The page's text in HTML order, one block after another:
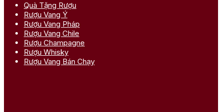
Quà Tặng Rượu
Rượu Vang Ý
Rượu Vang Pháp
Rượu Vang Chile
Rượu Champagne
Rượu Whisky
Rượu Vang Bán Chạy